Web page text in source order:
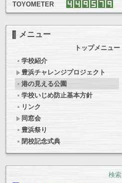
TOYOMETER
メニュー
トップメニュー
学校紹介
豊浜チャレンジプロジェクト
港の見える公園
学校いじめ防止基本方針
リンク
同窓会
豊浜祭り
閉校記念式典
検索